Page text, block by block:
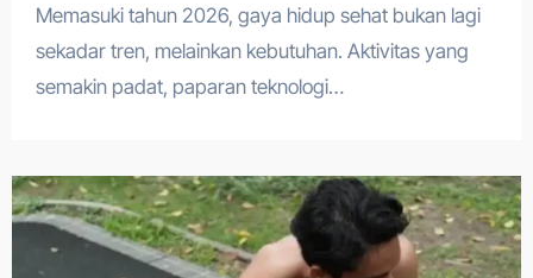
Memasuki tahun 2026, gaya hidup sehat bukan lagi
sekadar tren, melainkan kebutuhan. Aktivitas yang
semakin padat, paparan teknologi…